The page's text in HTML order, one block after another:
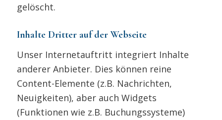
gelöscht.
Inhalte Dritter auf der Webseite
Unser Internetauftritt integriert Inhalte
anderer Anbieter. Dies können reine
Content-Elemente (z.B. Nachrichten,
Neuigkeiten), aber auch Widgets
(Funktionen wie z.B. Buchungssysteme)